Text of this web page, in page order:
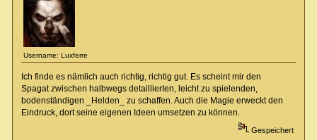
Username: Luxferre
Ich finde es nämlich auch richtig, richtig gut. Es scheint mir den
Spagat zwischen halbwegs detaillierten, leicht zu spielenden,
bodenständigen _Helden_ zu schaffen. Auch die Magie erweckt den
Eindruck, dort seine eigenen Ideen umsetzen zu können.
Gespeichert